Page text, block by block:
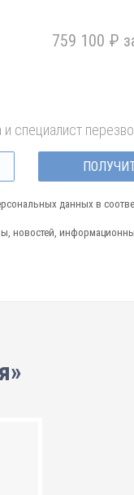
759 100 ₽
специалист
данных в
новостей,